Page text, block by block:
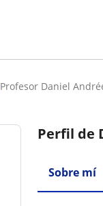
Profesor Daniel
Perfil de
Sobre mí